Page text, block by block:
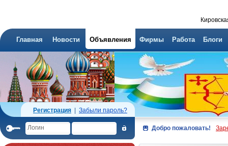
Главная Новости Объявления Фирмы Работа Блоги
Регистрация Забыли пароль?
Добро пожаловать!